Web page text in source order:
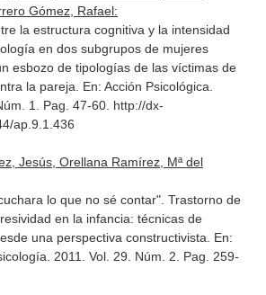
Gómez, Rafael:
la estructura cognitiva y la intensidad
en dos subgrupos de mujeres
esbozo de tipologías de las víctimas de
la pareja. En: Acción Psicológica
1. Pag. 47-60. http://dx-
ap.9.1.436
Jesús, Orellana Ramírez, Mª del
lo que no sé contar". Trastorno de
en la infancia: técnicas de
una perspectiva constructivista. En:
. 2011. Vol. 29. Núm. 2. Pag. 259-